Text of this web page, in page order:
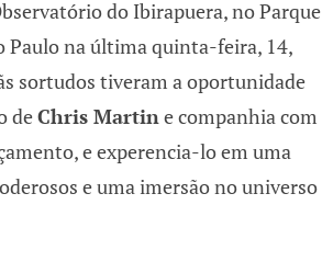
do Ibirapuera, no Parque
Paulo na última quinta-feira, 14,
sortudos tiveram a oportunidade
deChris Martin e companhia com
e experencia-lo em uma
e uma imersão no universo